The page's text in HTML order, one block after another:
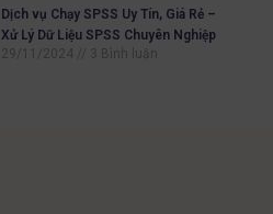
Dịch vụ Chạy SPSS Uy Tín, Giá Rẻ –
Xử Lý Dữ Liệu SPSS Chuyên Nghiệp
29/11/2024
3 Bình luận